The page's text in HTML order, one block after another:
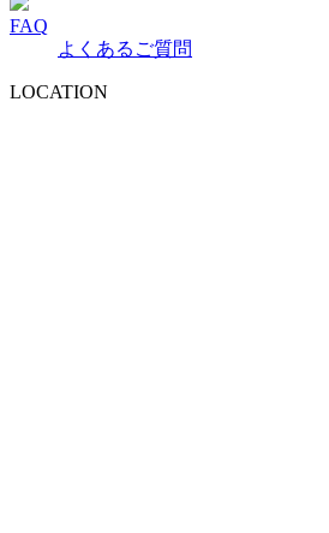
FAQ
よくあるご質問
LOCATION